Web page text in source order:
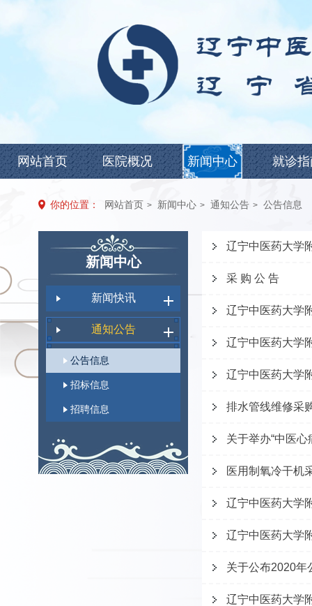
网站首页 医院概况 新闻中心 就诊
你的位置： 网站首页 > 新闻中心 > 通知公告 > 公告信息
新闻中心
新闻快讯
通知公告
公告信息
招标信息
招聘信息
辽宁中医药大学
采 购 公 告
辽宁中医药大学
辽宁中医药大学
辽宁中医药大学
排水管线维修采
关于举办“中医
医用制氧冷干机
辽宁中医药大学
辽宁中医药大学
关于公布2020年
辽宁中医药大学